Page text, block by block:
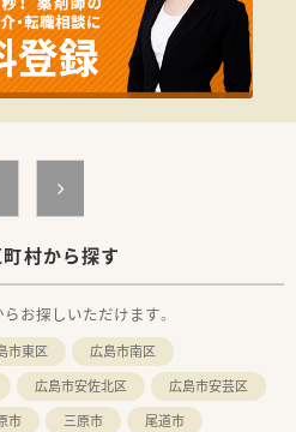
応頂けます。
す。
監査を行っていただき、
ていきます。
、ご安心ください。
済みです。
憩室を完備
ンツーマンで指導頂ける教育制度が
村から探す
お探しいただけます。
市東区
広島市南区
広島市安佐北区
広島市安芸区
市 三原市
尾道市